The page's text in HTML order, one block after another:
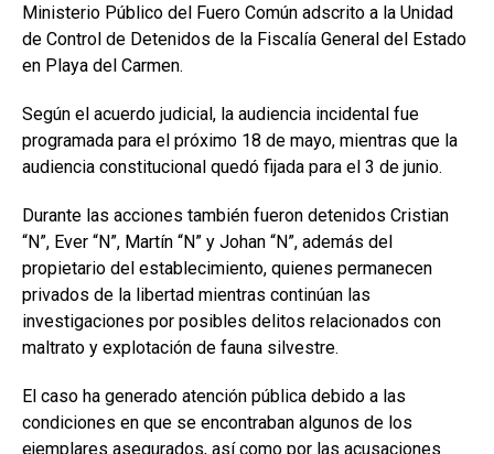
Ministerio Público del Fuero Común adscrito a la Unidad
de Control de Detenidos de la Fiscalía General del Estado
en Playa del Carmen.
Según el acuerdo judicial, la audiencia incidental fue
programada para el próximo 18 de mayo, mientras que la
audiencia constitucional quedó fijada para el 3 de junio.
Durante las acciones también fueron detenidos Cristian
“N”, Ever “N”, Martín “N” y Johan “N”, además del
propietario del establecimiento, quienes permanecen
privados de la libertad mientras continúan las
investigaciones por posibles delitos relacionados con
maltrato y explotación de fauna silvestre.
El caso ha generado atención pública debido a las
condiciones en que se encontraban algunos de los
ejemplares asegurados, así como por las acusaciones